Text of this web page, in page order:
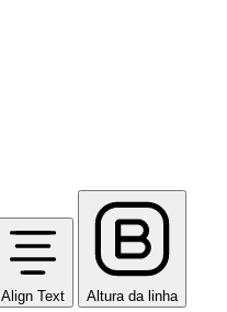
Align Text Altura da linha